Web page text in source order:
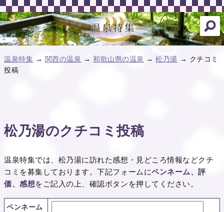
温泉特集 → 関西の温泉 →和歌山県の温泉 →松乃湯 → クチコミ
投稿
松乃湯のクチコミ投稿
温泉特集では、松乃湯に訪れた感想・見どころ情報などクチ
コミを募集しております。下記フォームにペンネーム、評
価、感想をご記入の上、確認ボタンを押してください。
ペンネーム